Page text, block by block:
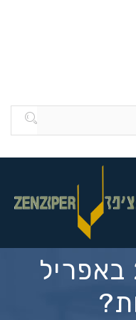
מה קרה ב- 22 באפריל